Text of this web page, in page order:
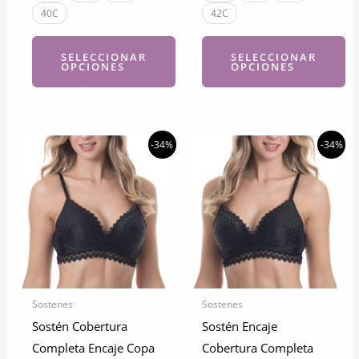
40C
SELECCIONAR
OPCIONES
tiene
múltiples
variantes.
Las
opciones
pueden
42C
SELECCIONAR
OPCIONES
múltiples
variantes.
Las
opciones
se
pueden
-34%
Sostenes
Sostén Cobertura
Completa Encaje Copa
-34%
Sostenes
Sostén Encaje
Cobertura Completa